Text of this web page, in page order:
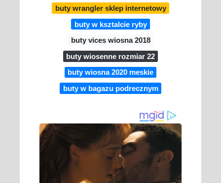
buty wrangler sklep internetowy
buty w ksztalcie ryby
buty vices wiosna 2018
buty wiosenne rozmiar 22
buty wiosna 2020 meskie
buty w bagazu podrecznym